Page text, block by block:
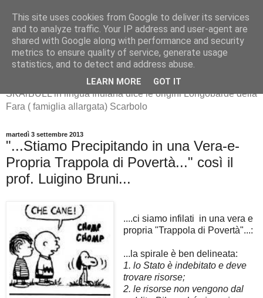
SKArBULL -Scarbolo-
SKArBULL in lingua friulana dice le origini Longobarde della
Fara ( famiglia allargata) Scarbolo
martedì 3 settembre 2013
"...Stiamo Precipitando in una Vera-e-
Propria Trappola di Povertà..." così il
prof. Luigino Bruni...
....ci siamo infilati in una vera e
propria "Trappola di Povertà"...:
...la spirale è ben delineata:
1. lo Stato è indebitato e deve
trovare risorse;
2. le risorse non vengono dal
This site uses cookies from Google to deliver its services
and to analyze traffic. Your IP address and user-agent are
shared with Google along with performance and security
metrics to ensure quality of service, generate usage
statistics, and to detect and address abuse.
LEARN MORE GOT IT